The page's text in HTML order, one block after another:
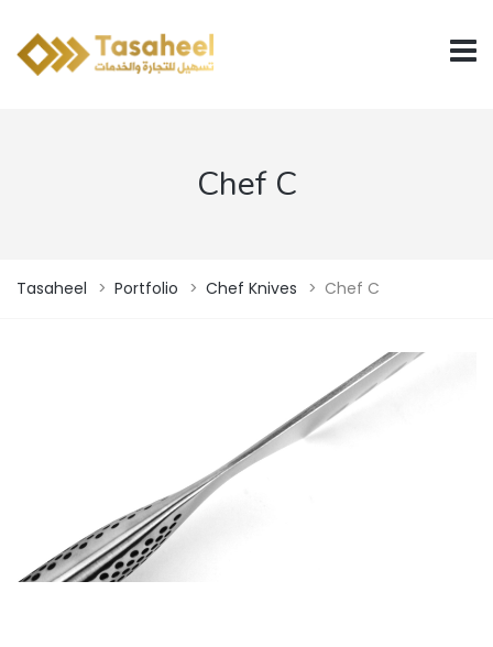
Chef C
Tasaheel > Portfolio > Chef Knives > Chef C